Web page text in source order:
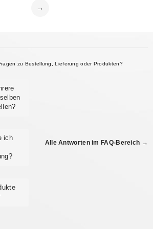
→
zu Bestellung, Lieferung oder Produkten?
ich
Alle Antworten im FAQ-Bereich →